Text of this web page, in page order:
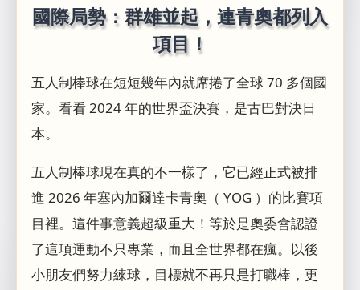
國際局勢：群雄並起，連青奧都列入
項目！
五人制棒球在短短幾年內就席捲了全球 70 多個國
家。看看 2024 年的世界盃決賽，是古巴對決日
本。
五人制棒球現在真的不一樣了，它已經正式被排
進 2026 年塞內加爾達卡青奧（ YOG ）的比賽項
目裡。這件事意義超級重大！等於是奧委會認證
了這項運動不只專業，而且全世界都在瘋。以後
小朋友們努力練球，目標就不再只是打職棒，更